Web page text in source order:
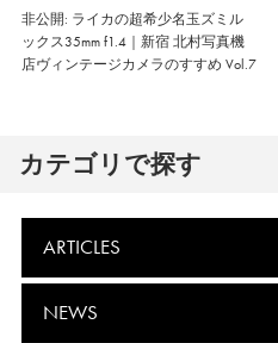
非公開: ライカの超希少名玉ズミル
ックス35mm f1.4｜新宿 北村写真機
店ヴィンテージカメラのすすめ Vol.7
カテゴリで探す
ARTICLES
NEWS